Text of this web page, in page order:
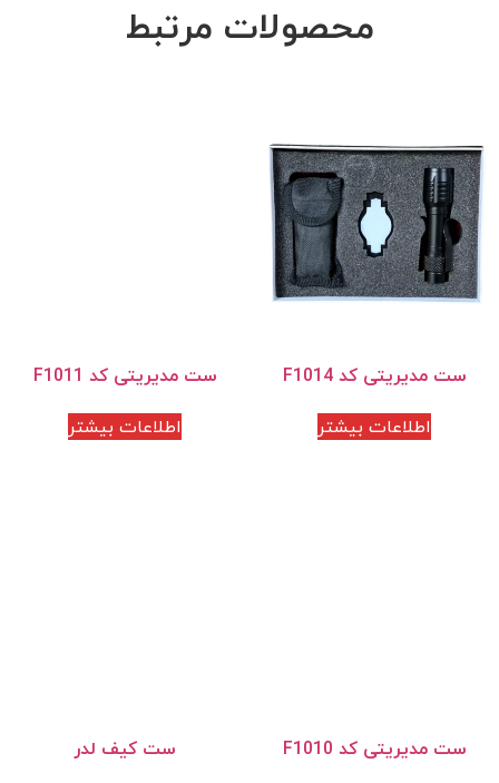
محصولات مرتبط
ست مدیریتی کد F1014
اطلاعات بیشتر
ست مدیریتی کد F1011
اطلاعات بیشتر
ست مدیریتی کد F1010
ست کیف لدر